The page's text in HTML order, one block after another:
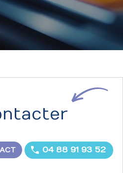
04 88 91 93 52